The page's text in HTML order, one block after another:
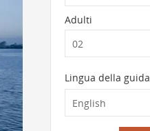
Adulti
Lingua della guida